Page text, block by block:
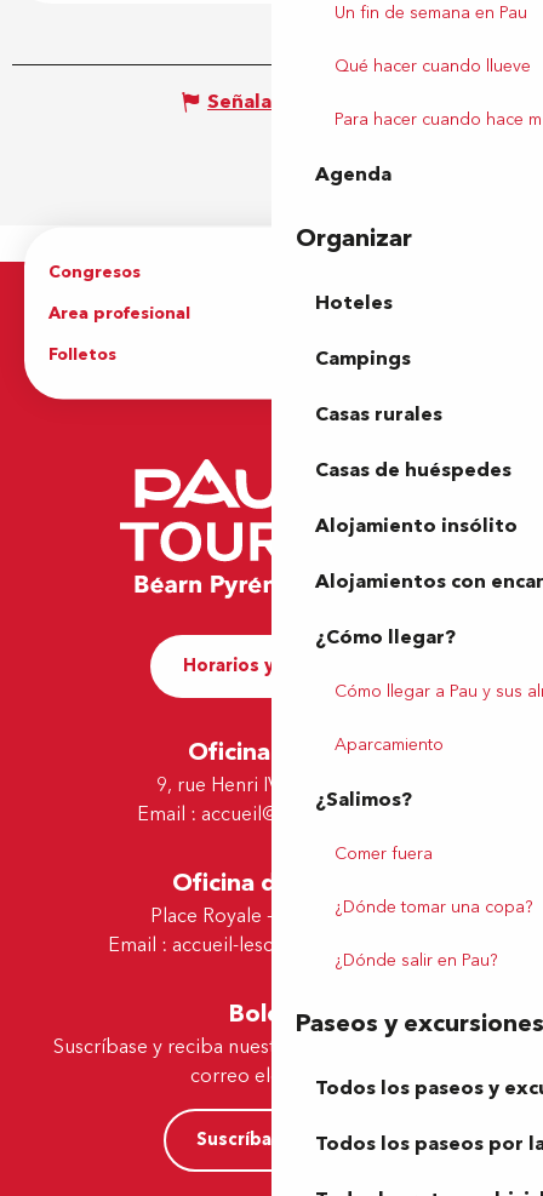
Un fin de semana en Pau
Qué hacer cuando llueve
Para hacer cuando hace
Agenda
Organizar
Hoteles
Campings
Casas rurales
Casas de huéspedes
Alojamiento insólito
Alojamientos con
¿Cómo llegar?
Cómo llegar a Pau y sus
Aparcamiento
¿Salimos?
Comer fuera
¿Dónde tomar una copa?
¿Dónde salir en Pau?
Paseos y excursiones
Todos los paseos y
Todos los paseos por
Señalar un error
Congresos
Area profesional
Prensa
Folletos
Oficina de Turismo
Horarios y contacto
Oficina de Pau
9, rue Henri IV - 64000 Pau
Email : accueil@tourismepau.fr
Oficina de Lescar
Place Royale - 64230 Lescar
Email : accueil-lescar@tourismepau.fr
Boletín
Suscríbase y reciba nuestras ofertas y noticias por
correo electrónico
Suscríbase ahora